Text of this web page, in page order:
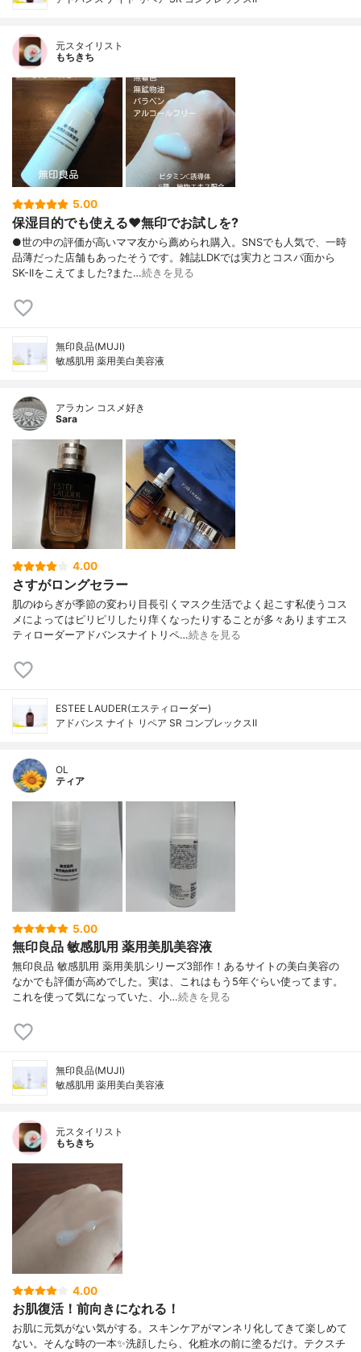
元スタイリスト
もちきち
5.00
保湿目的でも使える♥️無印でお試しを?
●世の中の評価が高いママ友から薦められ購入。SNSでも人気で、一時
品薄だった店舗もあったそうです。雑誌LDKでは実力とコスパ面から
SK-IIをこえてました?また…続きを見る
無印良品(MUJI)
敏感肌用 薬用美白美容液
アラカン コスメ好き
Sara
4.00
さすがロングセラー
肌のゆらぎが季節の変わり目長引くマスク生活でよく起こす私使うコス
メによってはピリピリしたり痒くなったりすることが多々ありますエス
ティローダーアドバンスナイトリペ…続きを見る
ESTEE LAUDER(エスティローダー)
アドバンス ナイト リペア SR コンプレックスⅡ
OL
ティア
5.00
無印良品 敏感肌用 薬用美肌美容液
無印良品 敏感肌用 薬用美肌シリーズ3部作！あるサイトの美白美容の
なかでも評価が高めでした。実は、これはもう5年ぐらい使ってます。
これを使って気になっていた、小…続きを見る
無印良品(MUJI)
敏感肌用 薬用美白美容液
元スタイリスト
もちきち
4.00
お肌復活！前向きになれる！
お肌に元気がない気がする。スキンケアがマンネリ化してきて楽しめて
ない。そんな時の一本✨洗顔したら、化粧水の前に塗るだけ。テクスチ